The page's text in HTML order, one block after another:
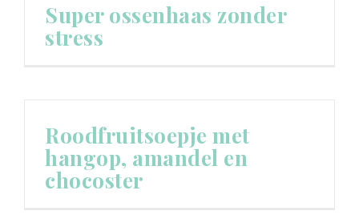
Super ossenhaas zonder
stress
Roodfruitsoepje met
hangop, amandel en
chocoster